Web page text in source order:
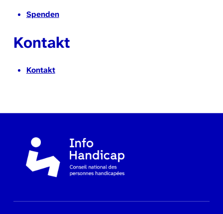
Spenden
Kontakt
Kontakt